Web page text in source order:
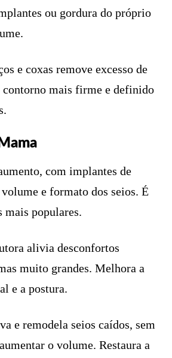
ou gordura do próprio
e coxas remove excesso de
contorno mais firme e definido
com implantes de
e formato dos seios. É
mais populares.
alivia desconfortos
muito grandes. Melhora a
e a postura.
e remodela seios caídos, sem
o volume. Restaura a